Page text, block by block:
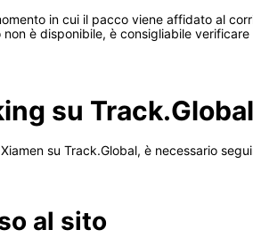
in cui il pacco viene affidato al
non è disponibile, è consigliabile
su
su Track.Global, è necessario
al sito